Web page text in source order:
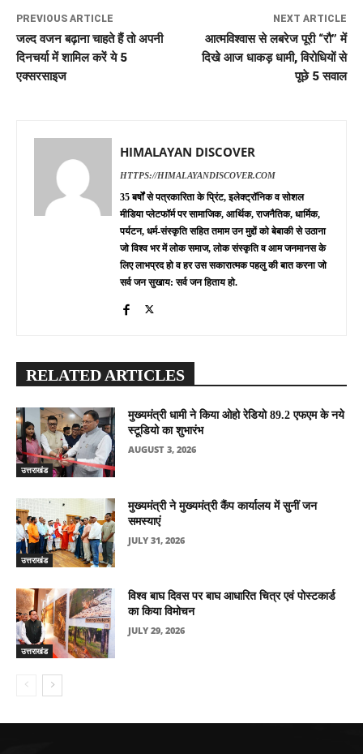
PREVIOUS ARTICLE
जल्द वजन बढ़ाना चाहते हैं तो अपनी
दिनचर्या में शामिल करें ये 5
एक्सरसाइज
NEXT ARTICLE
आत्मविश्वास से लबरेज पूरी “रौ” में
दिखे आज धाकड़ धामी, विरोधियों से
पूछे 5 सवाल
HIMALAYAN DISCOVER
HTTPS://HIMALAYANDISCOVER.COM
35 बर्षों से पत्रकारिता के प्रिंट, इलेक्ट्रॉनिक व सोशल
मीडिया प्लेटफॉर्म पर सामाजिक, आर्थिक, राजनैतिक, धार्मिक,
पर्यटन, धर्म-संस्कृति सहित तमाम उन मुद्दों को बेबाकी से उठाना
जो विश्व भर में लोक समाज, लोक संस्कृति व आम जनमानस के
लिए लाभप्रद हो व हर उस सकारात्मक पहलु की बात करना जो
सर्व जन सुखाय: सर्व जन हिताय हो.
RELATED ARTICLES
उत्तराखंड
मुख्यमंत्री धामी ने किया ओहो रेडियो 89.2 एफएम के नये
स्टूडियो का शुभारंभ
AUGUST 3, 2026
उत्तराखंड
मुख्यमंत्री ने मुख्यमंत्री कैंप कार्यालय में सुनीं जन
समस्याएं
JULY 31, 2026
उत्तराखंड
विश्व बाघ दिवस पर बाघ आधारित चित्र एवं पोस्टकार्ड
का किया विमोचन
JULY 29, 2026